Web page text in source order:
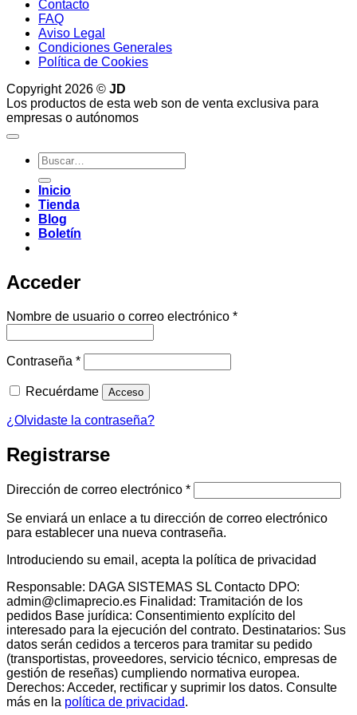
Contacto
FAQ
Aviso Legal
Condiciones Generales
Política de Cookies
Copyright 2026 © JD
Los productos de esta web son de venta exclusiva para
empresas o autónomos
Buscar
por:
Inicio
Tienda
Blog
Boletín
Acceder
Nombre de usuario o correo electrónico *Obligatorio
Contraseña *Obligatorio
Recuérdame Acceso
¿Olvidaste la contraseña?
Registrarse
Dirección de correo electrónico *Obligatorio
Se enviará un enlace a tu dirección de correo electrónico
para establecer una nueva contraseña.
Introduciendo su email, acepta la política de privacidad
Responsable: DAGA SISTEMAS SL Contacto DPO:
admin@climaprecio.es Finalidad: Tramitación de los
pedidos Base jurídica: Consentimiento explícito del
interesado para la ejecución del contrato. Destinatarios: Sus
datos serán cedidos a terceros para tramitar su pedido
(transportistas, proveedores, servicio técnico, empresas de
gestión de reseñas) cumpliendo normativa europea.
Derechos: Acceder, rectificar y suprimir los datos. Consulte
más en la política de privacidad.